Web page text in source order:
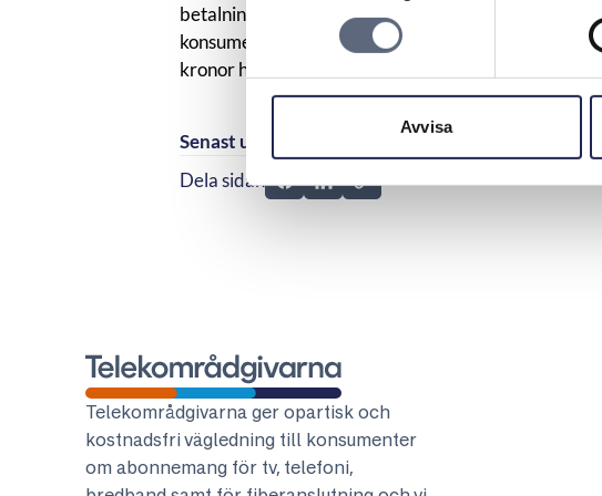
Avvisa
betalning av konsumenten. ARN rekommenderade
konsumentens krav om befrielse från avtalet och
kronor hon begärt för de kostnader hon drabbats av
Senast uppdaterad:
Dela sidan
Dela sidan på Facebook
Dela sidan på Linkedin
Telekområdgivarna
Telekområdgivarna ger opartisk och
kostnadsfri vägledning till konsumenter
om abonnemang för tv, telefoni,